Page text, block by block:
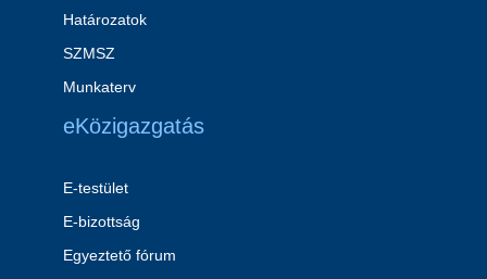
Határozatok
SZMSZ
Munkaterv
eKözigazgatás
E-testület
E-bizottság
Egyeztető fórum